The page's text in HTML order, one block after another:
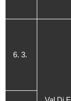
6. 3.